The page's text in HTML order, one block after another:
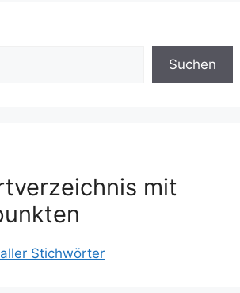
Suchen
mit
Stichwörter